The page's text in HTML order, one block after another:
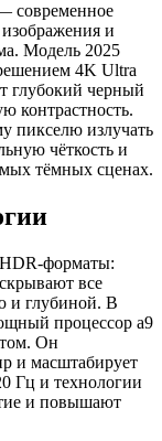
современное
и
Модель 2025
4K Ultra
глубокий черный
контрастность.
пикселю излучать
чёткость и
тёмных сценах.
форматы:
все
и глубиной. В
процессор a9
Он
и масштабирует
Гц и технологии
и повышают